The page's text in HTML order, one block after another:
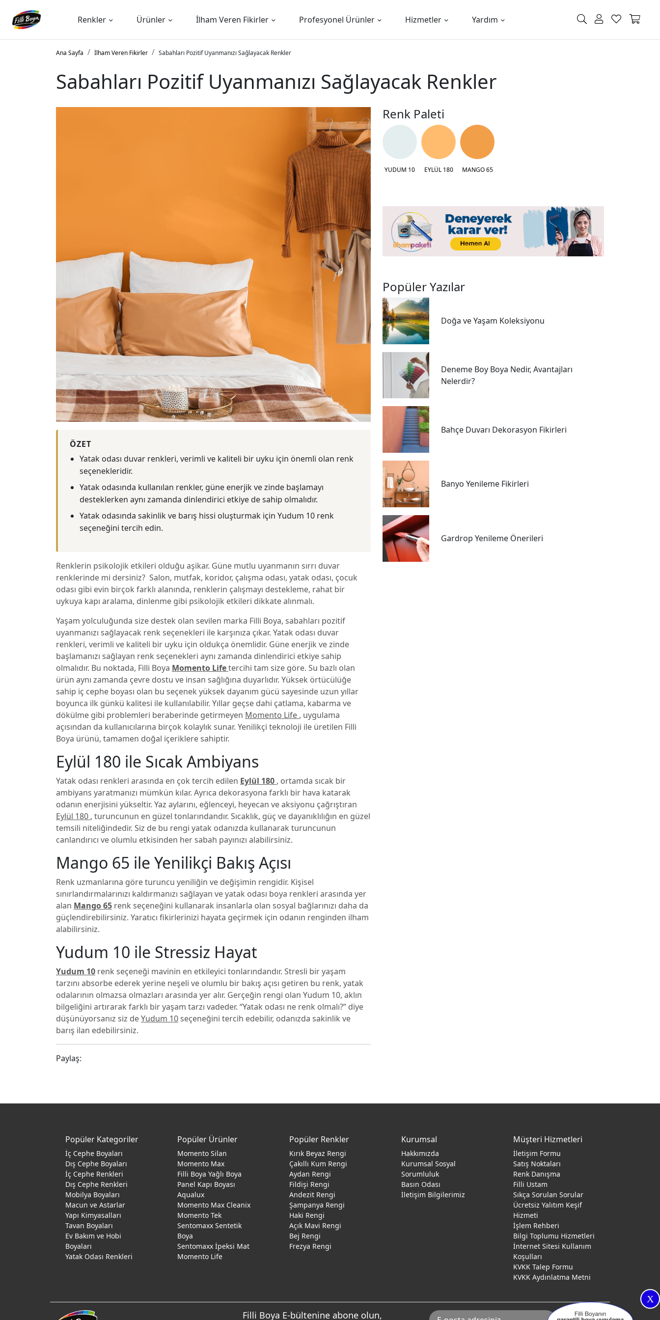
Renkler Ürünler İlham Veren Fikirler Profesyonel Ürünler Hizmetler Yardım
Ana Sayfa İlham Veren Fikirler Sabahları Pozitif Uyanmanızı Sağlayacak Renkler
Sabahları Pozitif Uyanmanızı Sağlayacak Renkler
ÖZET
Yatak odası duvar renkleri, verimli ve kaliteli bir uyku için önemli olan renk
seçenekleridir.
Yatak odasında kullanılan renkler, güne enerjik ve zinde başlamayı
desteklerken aynı zamanda dinlendirici etkiye de sahip olmalıdır.
Yatak odasında sakinlik ve barış hissi oluşturmak için Yudum 10 renk
seçeneğini tercih edin.
Renklerin psikolojik etkileri olduğu aşikar. Güne mutlu uyanmanın sırrı duvar
renklerinde mi dersiniz? Salon, mutfak, koridor, çalışma odası, yatak odası, çocuk
odası gibi evin birçok farklı alanında, renklerin çalışmayı destekleme, rahat bir
uykuya kapı aralama, dinlenme gibi psikolojik etkileri dikkate alınmalı.
Yaşam yolculuğunda size destek olan sevilen marka Filli Boya, sabahları pozitif
uyanmanızı sağlayacak renk seçenekleri ile karşınıza çıkar. Yatak odası duvar
renkleri, verimli ve kaliteli bir uyku için oldukça önemlidir. Güne enerjik ve zinde
başlamanızı sağlayan renk seçenekleri aynı zamanda dinlendirici etkiye sahip
olmalıdır. Bu noktada, Filli Boya Momento Lifetercihi tam size göre. Su bazlı olan
ürün aynı zamanda çevre dostu ve insan sağlığına duyarlıdır. Yüksek örtücülüğe
sahip iç cephe boyası olan bu seçenek yüksek dayanım gücü sayesinde uzun yıllar
boyunca ilk günkü kalitesi ile kullanılabilir. Yıllar geçse dahi çatlama, kabarma ve
dökülme gibi problemleri beraberinde getirmeyen Momento Life , uygulama
açısından da kullanıcılarına birçok kolaylık sunar. Yenilikçi teknoloji ile üretilen Filli
Boya ürünü, tamamen doğal içeriklere sahiptir.
Eylül 180 ile Sıcak Ambiyans
Yatak odası renkleri arasında en çok tercih edilen Eylül 180 , ortamda sıcak bir
ambiyans yaratmanızı mümkün kılar. Ayrıca dekorasyona farklı bir hava katarak
odanın enerjisini yükseltir. Yaz aylarını, eğlenceyi, heyecan ve aksiyonu çağrıştıran
Eylül 180 , turuncunun en güzel tonlarındandır. Sıcaklık, güç ve dayanıklılığın en güzel
temsili niteliğindedir. Siz de bu rengi yatak odanızda kullanarak turuncunun
canlandırıcı ve olumlu etkisinden her sabah payınızı alabilirsiniz.
Mango 65 ile Yenilikçi Bakış Açısı
Renk uzmanlarına göre turuncu yeniliğin ve değişimin rengidir. Kişisel
sınırlandırmalarınızı kaldırmanızı sağlayan ve yatak odası boya renkleri arasında yer
alan Mango 65 renk seçeneğini kullanarak insanlarla olan sosyal bağlarınızı daha da
güçlendirebilirsiniz. Yaratıcı fikirlerinizi hayata geçirmek için odanın renginden ilham
alabilirsiniz.
Yudum 10 ile Stressiz Hayat
Yudum 10 renk seçeneği mavinin en etkileyici tonlarındandır. Stresli bir yaşam
tarzını absorbe ederek yerine neşeli ve olumlu bir bakış açısı getiren bu renk, yatak
odalarının olmazsa olmazları arasında yer alır. Gerçeğin rengi olan Yudum 10, aklın
bilgeliğini artırarak farklı bir yaşam tarzı vadeder. “Yatak odası ne renk olmalı?” diye
düşünüyorsanız siz deYudum 10seçeneğini tercih edebilir, odanızda sakinlik ve
barış ilan edebilirsiniz.
Paylaş:
Renk Paleti
YUDUM 10 EYLÜL 180 MANGO 65
Popüler Yazılar
Doğa ve Yaşam Koleksiyonu
Deneme Boy Boya Nedir, Avantajları
Nelerdir?
Bahçe Duvarı Dekorasyon Fikirleri
Banyo Yenileme Fikirleri
Gardrop Yenileme Önerileri
X
Popüler Kategoriler
İç Cephe Boyaları
Dış Cephe Boyaları
İç Cephe Renkleri
Dış Cephe Renkleri
Mobilya Boyaları
Macun ve Astarlar
Yapı Kimyasalları
Tavan Boyaları
Ev Bakım ve Hobi
Boyaları
Yatak Odası Renkleri
Popüler Ürünler
Momento Silan
Momento Max
Filli Boya Yağlı Boya
Panel Kapı Boyası
Aqualux
Momento Max Cleanix
Momento Tek
Sentomaxx Sentetik
Boya
Sentomaxx İpeksi Mat
Momento Life
Popüler Renkler
Kırık Beyaz Rengi
Çakıllı Kum Rengi
Aydan Rengi
Fildişi Rengi
Andezit Rengi
Şampanya Rengi
Haki Rengi
Açık Mavi Rengi
Bej Rengi
Frezya Rengi
Kurumsal
Hakkımızda
Kurumsal Sosyal
Sorumluluk
Basın Odası
İletişim Bilgilerimiz
Müşteri Hizmetleri
İletişim Formu
Satış Noktaları
Renk Danışma
Filli Ustam
Sıkça Sorulan Sorular
Ücretsiz Yalıtım Keşif
Hizmeti
İşlem Rehberi
Bilgi Toplumu Hizmetleri
İnternet Sitesi Kullanım
Koşulları
KVKK Talep Formu
KVKK Aydınlatma Metni
Filli Boya E-bültenine abone olun,